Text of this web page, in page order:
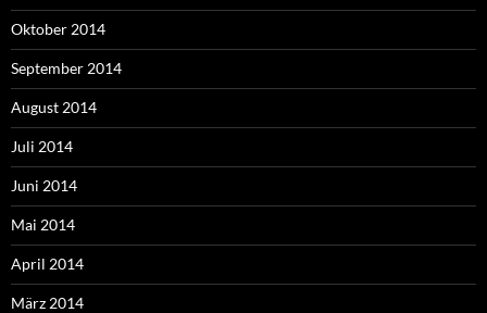
Oktober 2014
September 2014
August 2014
Juli 2014
Juni 2014
Mai 2014
April 2014
März 2014